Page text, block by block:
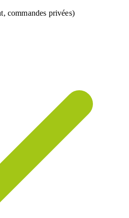
commandes privées)